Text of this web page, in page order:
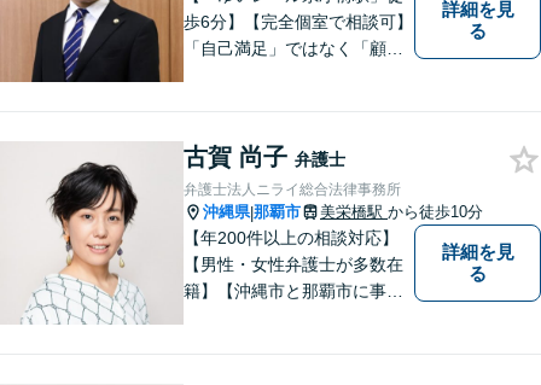
歩6分】【完全個室で相談可】
「自己満足」ではなく「顧客
が本当に求める最高の結果に
こだわり続けたいと考えてお
ります。 お気軽にご相談くだ
さい。
詳細を見
る
古賀 尚子 弁護士
弁護士法人ニライ総合法律事務所
沖縄県|那覇市 美栄橋駅 から徒歩10分
【年200件以上の相談対応】
【男性・女性弁護士が多数在
籍】【沖縄市と那覇市に事務
詳細を見
る